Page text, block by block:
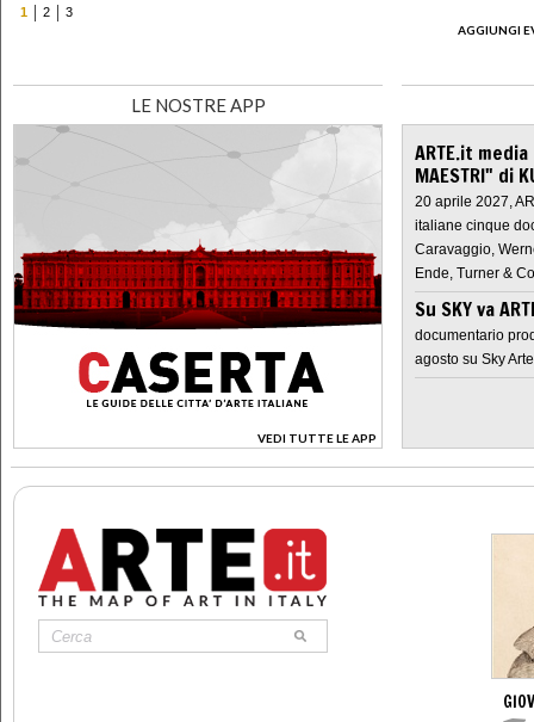
1 2
3
AGGIUNGI
LE NOSTRE APP
VEDI TUTTE LE APP
>
ARTE.it
MAESTRI" di
20 aprile 2027,
italiane cinque
Caravaggio,
Ende, Turner &
Su SKY va
documentario
agosto su Sky Arte